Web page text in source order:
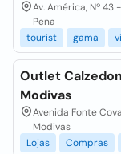
Av. América, Nº
Pena
tourist
gama
Outlet
Modivas
Avenida Fonte
Modivas
Lojas
Compras